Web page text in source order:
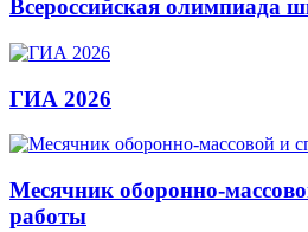
Всероссийская олимпиада
ГИА 2026
Месячник оборонно-
работы